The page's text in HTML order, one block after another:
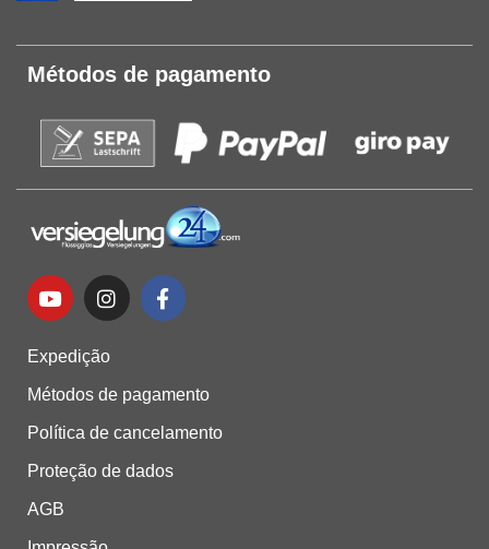
Métodos de pagamento
Expedição
Métodos de pagamento
Política de cancelamento
Proteção de dados
AGB